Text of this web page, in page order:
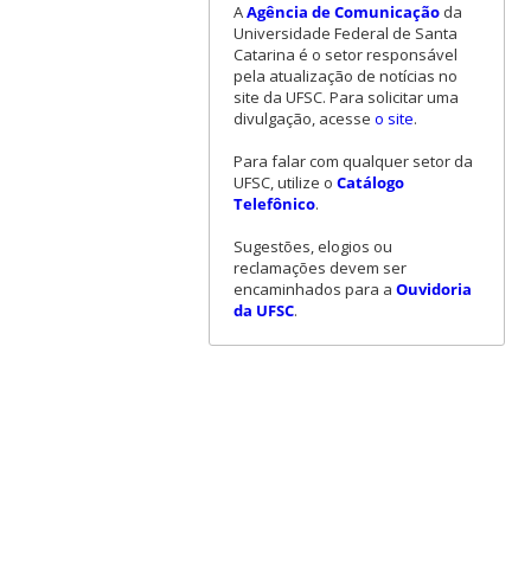
AAgência de Comunicaçãoda
Universidade Federal de Santa
Catarina é o setor responsável
pela atualização de notícias no
site da UFSC. Para solicitar uma
divulgação, acesse o site.
Para falar com qualquer setor da
UFSC, utilize o Catálogo
Telefônico.
Sugestões, elogios ou
reclamações devem ser
encaminhados para a Ouvidoria
da UFSC.